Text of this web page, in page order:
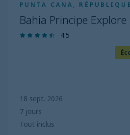
PUNTA CANA,
Bahia Principe
4.5
18 sept. 2026
7 jours
Tout inclus